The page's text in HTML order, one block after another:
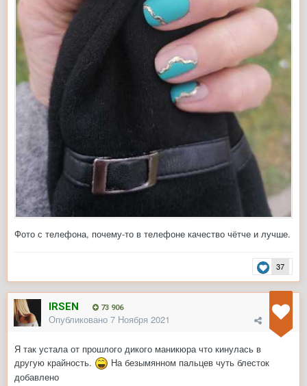
Фото с телефона, почему-то в телефоне качество чётче и лучше.
37
IRSEN 73 906
Опубликовано 7 Ноября 2021
Я так устала от прошлого дикого маникюра что кинулась в
другую крайность.
На безымянном пальцев чуть блесток
добавлено